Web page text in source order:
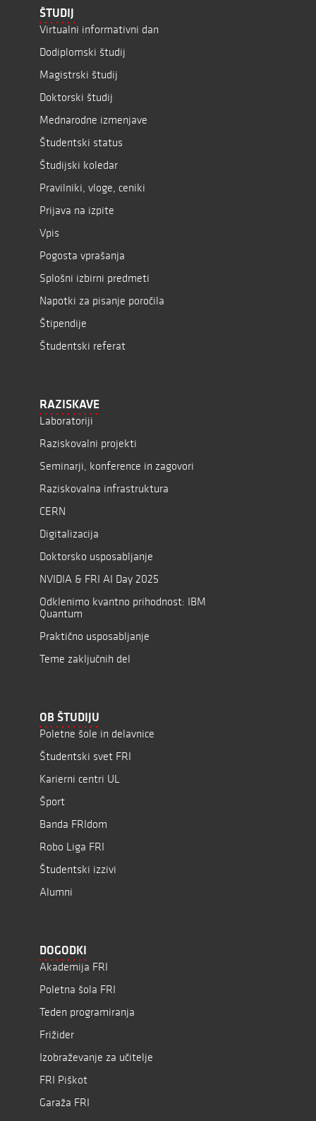
ŠTUDIJ
Virtualni informativni dan
Dodiplomski študij
Magistrski študij
Doktorski študij
Mednarodne izmenjave
Študentski status
Študijski koledar
Pravilniki, vloge, ceniki
Prijava na izpite
Vpis
Pogosta vprašanja
Splošni izbirni predmeti
Napotki za pisanje poročila
Štipendije
Študentski referat
RAZISKAVE
Laboratoriji
Raziskovalni projekti
Seminarji, konference in zagovori
Raziskovalna infrastruktura
CERN
Digitalizacija
Doktorsko usposabljanje
NVIDIA & FRI AI Day 2025
Odklenimo kvantno prihodnost: IBM
Quantum
Praktično usposabljanje
Teme zaključnih del
OB ŠTUDIJU
Poletne šole in delavnice
Študentski svet FRI
Karierni centri UL
Šport
Banda FRIdom
Robo Liga FRI
Študentski izzivi
Alumni
DOGODKI
Akademija FRI
Poletna šola FRI
Teden programiranja
Frižider
Izobraževanje za učitelje
FRI Piškot
Garaža FRI